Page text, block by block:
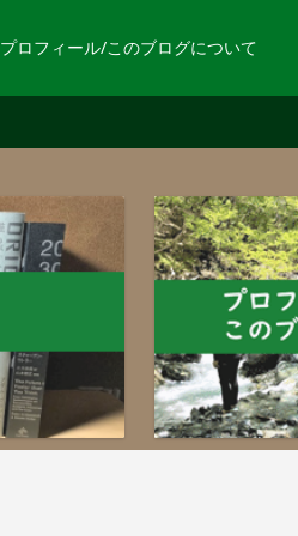
プロフィール/このブログについて